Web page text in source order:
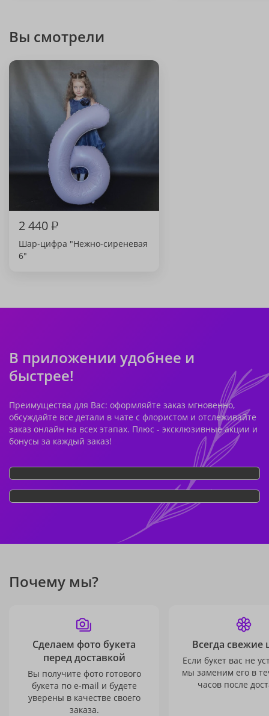
Вы смотрели
2 440₽
Шар-цифра "Нежно-сиреневая
6"
В приложении удобнее и
быстрее!
Преимущества для Вас: оформляйте заказ мгновенно,
обсуждайте все детали в чате с флористом и отслеживайте
заказ онлайн на всех этапах. Плюс - эксклюзивные акции и
бонусы за каждый заказ!
Почему мы?
Сделаем фото букета
перед доставкой
Вы получите фото готового
букета по e-mail и будете
уверены в качестве своего
заказа.
Всегда свежие
Если букет вас не
мы заменим его в
часов после